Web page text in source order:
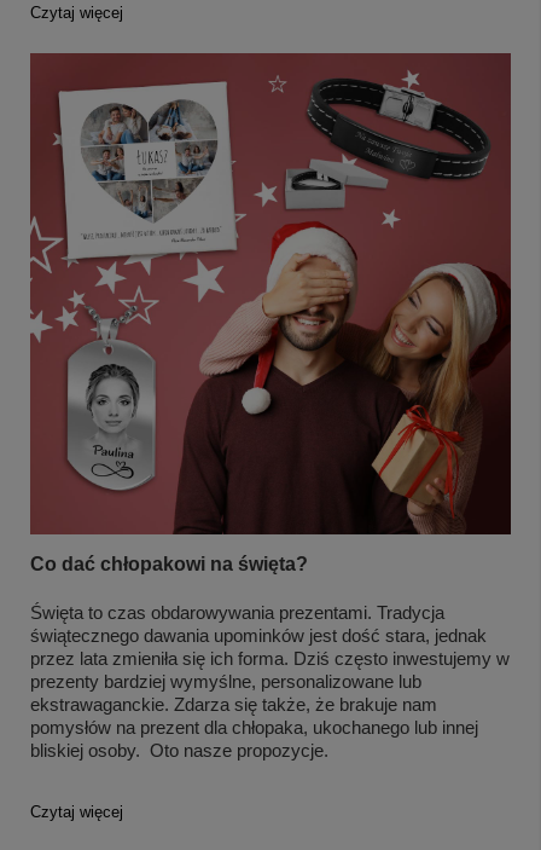
Czytaj więcej
Co dać chłopakowi na święta?
Święta to czas obdarowywania prezentami. Tradycja
świątecznego dawania upominków jest dość stara, jednak
przez lata zmieniła się ich forma. Dziś często inwestujemy w
prezenty bardziej wymyślne, personalizowane lub
ekstrawaganckie. Zdarza się także, że brakuje nam
pomysłów na prezent dla chłopaka, ukochanego lub innej
bliskiej osoby. Oto nasze propozycje.
Czytaj więcej